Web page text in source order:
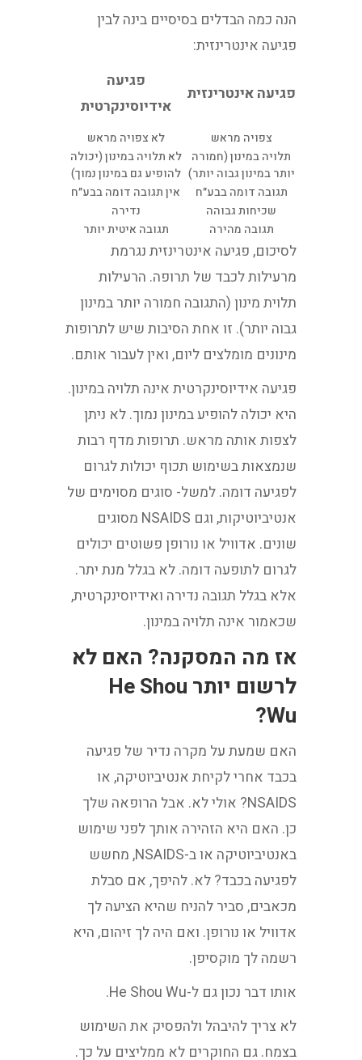
הנה כמה הבדלים בסיסיים בינה לבין
פגיעה אינטרינזית:
פגיעה אינטרינזית
פגיעה
אידיוסינקרטית
צפויה מראש
לא צפויה מראש
תלויה במינון (חמורה
יותר במינון גבוה יותר)
לא תלויה במינון (יכולה
להופיע גם במינון נמוך)
תגובה דומה בבע״ח
אין תגובה דומה בבע״ח
שכיחות גבוהה
נדירה
תגובה מהירה
תגובה איטית יותר
לסיכום, פגיעה אינטרינזית נגרמת
מרעילות לכבד של תרופה. הרעילות
תלוית מינון (התגובה חמורה יותר במינון
גבוה יותר). זו אחת הסיבות שיש לתרופות
מינונים מומלצים ליום, ואין לעבור אותם.
פגיעה אידיוסינקרטית אינה תלויה במינון.
היא יכולה להופיע במינון נמוך. לא ניתן
לצפות אותה מראש. תרופות מדף רבות
שנמצאות בשימוש תכוף יכולות לגרום
לפגיעה דומה. למשל- סוגים מסוימים של
אנטיביוטיקות, וגם NSAIDS מסוגים
שונים. אדוויל או נורופן פשוטים יכולים
לגרום לתופעה דומה. לא בגלל מנת יתר.
אלא בגלל תגובה נדירה ואידיוסינקרטית,
שכאמור אינה תלויה במינון.
אז מה המסקנה? האם לא
לרשום יותר He Shou
Wu?
האם שמעת על מקרה נדיר של פגיעה
בכבד אחרי לקיחת אנטיביוטיקה, או
NSAIDS? אולי לא. אבל הרופאה שלך
כן. האם היא הזהירה אותך לפני שימוש
באנטיביוטיקה או ב-NSAIDS, מחשש
לפגיעה בכבד? לא. להיפך, אם סבלת
מכאבים, סביר להניח שהיא הציעה לך
אדוויל או נורופן. ואם היה לך זיהום, היא
רשמה לך מוקסיפן.
אותו דבר נכון גם ל-He Shou Wu.
לא צריך להיבהל ולהפסיק את השימוש
בצמח. גם החוקרים לא ממליצים על כך.